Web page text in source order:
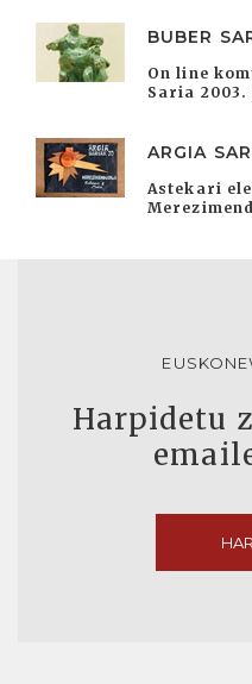
BUBER
On line
Saria 2003.
ARGIA
Astekari
Harpidetu